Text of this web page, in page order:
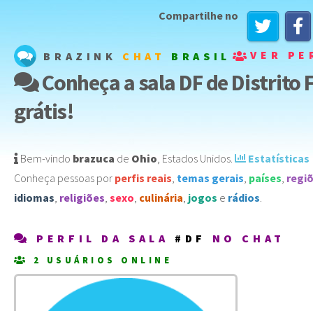
BRAZINK CHAT BRASIL VER
Compartilhe no
Conheça a sala DF de Distrito
grátis!
Bem-vindo brazuca de Ohio Estados Unidos
Estatísticas
Conheça pessoas por perfis reais temas gerais países
idiomas religiões sexo culinária jogos e rádios
PERFIL DA SALA #DF NO CHAT
2 USUÁRIOS ONLINE